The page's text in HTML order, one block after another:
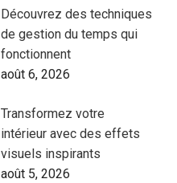
Découvrez des techniques
de gestion du temps qui
fonctionnent
août 6, 2026
Transformez votre
intérieur avec des effets
visuels inspirants
août 5, 2026